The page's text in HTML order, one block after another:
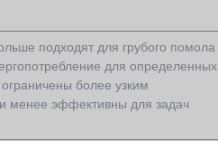
подходят для грубого помола
для определенных
более узким
менее эффективны для задач